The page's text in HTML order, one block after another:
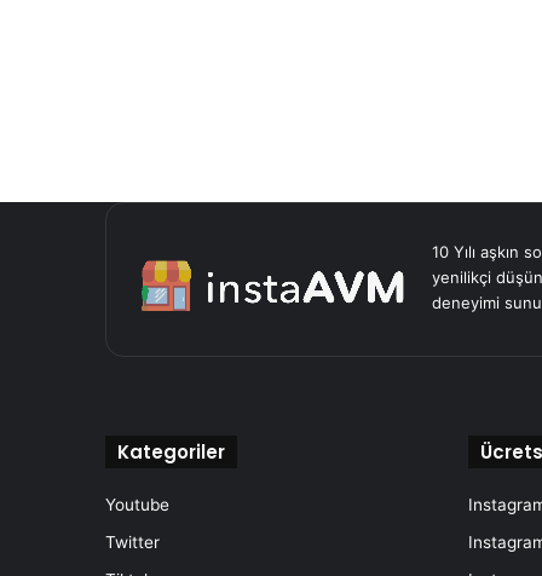
10 Yılı aşkın
yenilikçi
deneyimi
Kategoriler
Youtube
Twitter